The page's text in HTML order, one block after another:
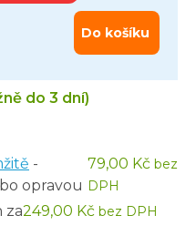
Do košíku
do 3 dní)
-
opravou
79,00 Kč bez
DPH
za249,00 Kč bez DPH